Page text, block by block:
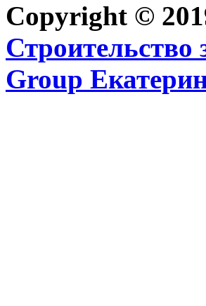
Copyright ©
Строительство
Group